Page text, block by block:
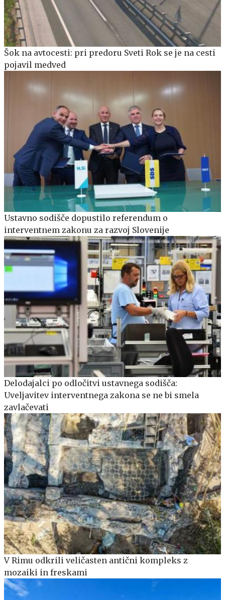
Šok na avtocesti: pri predoru Sveti Rok se je na cesti
pojavil medved
Ustavno sodišče dopustilo referendum o
interventnem zakonu za razvoj Slovenije
Delodajalci po odločitvi ustavnega sodišča:
Uveljavitev interventnega zakona se ne bi smela
zavlačevati
V Rimu odkrili veličasten antični kompleks z
mozaiki in freskami